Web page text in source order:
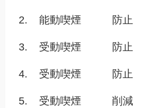
2. 能動喫煙 防止
3. 受動喫煙 防止
4. 受動喫煙 防止
5. 受動喫煙 削減